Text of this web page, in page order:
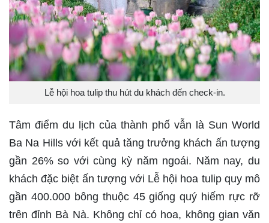
Lễ hội hoa tulip thu hút du khách đến check-in.
Tâm điểm du lịch của thành phố vẫn là Sun World
Ba Na Hills với kết quả tăng trưởng khách ấn tượng
gần 26% so với cùng kỳ năm ngoái. Năm nay, du
khách đặc biệt ấn tượng với Lễ hội hoa tulip quy mô
gần 400.000 bông thuộc 45 giống quý hiếm rực rỡ
trên đỉnh Bà Nà. Không chỉ có hoa, không gian văn